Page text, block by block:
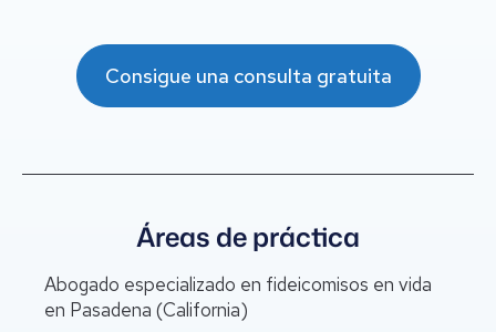
Consigue una consulta gratuita
Áreas de práctica
Abogado especializado en fideicomisos en vida
en Pasadena (California)